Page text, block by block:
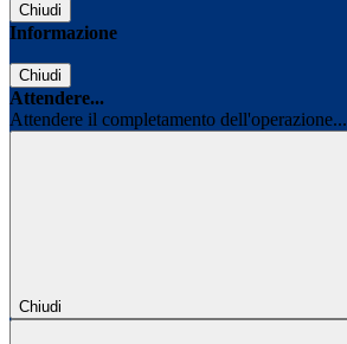
Chiudi
Informazione
Chiudi
Attendere...
Attendere il completamento dell'operazione...
Chiudi